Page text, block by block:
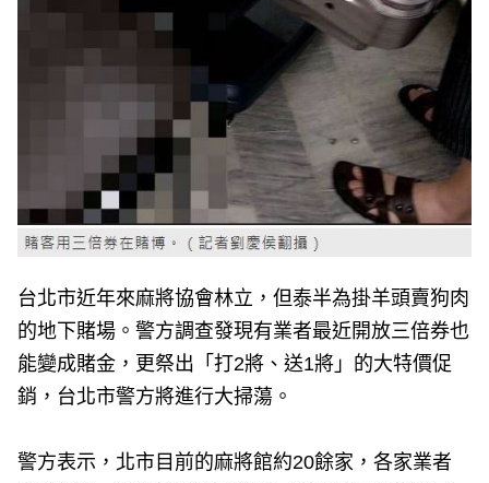
台北市近年來麻將協會林立，但泰半為掛羊頭賣狗肉
的地下賭場。警方調查發現有業者最近開放三倍券也
能變成賭金，更祭出「打2將、送1將」的大特價促
銷，台北市警方將進行大掃蕩。
警方表示，北市目前的麻將館約20餘家，各家業者